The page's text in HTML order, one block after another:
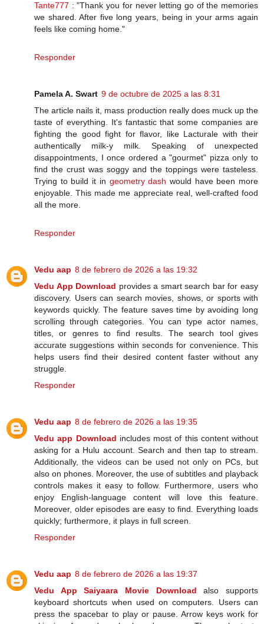
Tante777 : "Thank you for never letting go of the memories
we shared. After five long years, being in your arms again
feels like coming home."
Responder
Pamela A. Swart 9 de octubre de 2025 a las 8:31
The article nails it, mass production really does muck up the
taste of everything. It's fantastic that some companies are
fighting the good fight for flavor, like Lacturale with their
authentically milk-y milk. Speaking of unexpected
disappointments, I once ordered a "gourmet" pizza only to
find the crust was soggy and the toppings were tasteless.
Trying to build it in geometry dash would have been more
enjoyable. This made me appreciate real, well-crafted food
all the more.
Responder
Vedu aap 8 de febrero de 2026 a las 19:32
Vedu App Download provides a smart search bar for easy
discovery. Users can search movies, shows, or sports with
keywords quickly. The feature saves time by avoiding long
scrolling through categories. You can type actor names,
titles, or genres to find results. The search tool gives
accurate suggestions within seconds for convenience. This
helps users find their desired content faster without any
struggle.
Responder
Vedu aap 8 de febrero de 2026 a las 19:35
Vedu app Download includes most of this content without
asking for a Hulu account. Search and then tap to stream.
Additionally, the videos can be used not only on PCs, but
also on phones. Moreover, the use of subtitles and playback
controls makes it easy to follow. Furthermore, users who
enjoy English-language content will love this feature.
Moreover, older episodes are easy to find. Everything loads
quickly; furthermore, it plays in full screen.
Responder
Vedu aap 8 de febrero de 2026 a las 19:37
Vedu App Saiyaara Movie Download also supports
keyboard shortcuts when used on computers. Users can
press the spacebar to play or pause. Arrow keys work for